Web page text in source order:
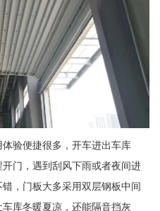
验便捷很多，开车进出车库
门，遇到刮风下雨或者夜间进
，门板大多采用双层钢板中间
库冬暖夏凉，还能隔音挡灰